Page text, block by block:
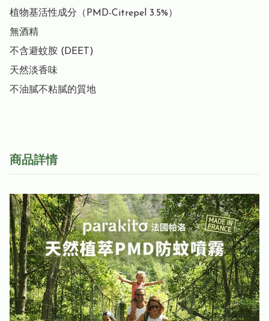
植物基活性成分（PMD-Citrepel 3.5%）
無酒精
不含避蚊胺 (DEET)
天然淡香味
不油膩不粘膩的質地
商品詳情